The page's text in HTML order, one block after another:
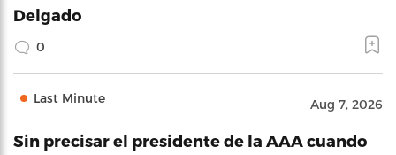
Delgado
0
Last Minute Aug 7, 2026
Sin precisar el presidente de la AAA cuando